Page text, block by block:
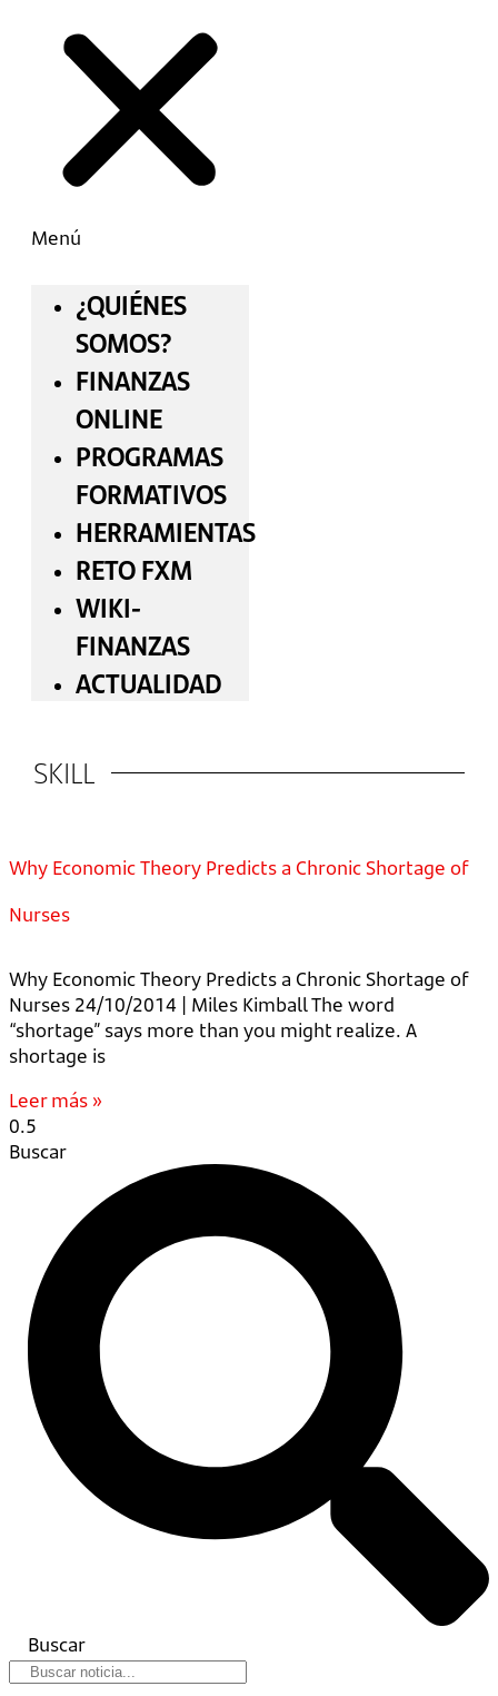
Menú
¿QUIÉNES
SOMOS?
FINANZAS
ONLINE
PROGRAMAS
FORMATIVOS
HERRAMIENTAS
RETO FXM
WIKI-
FINANZAS
ACTUALIDAD
SKILL
Why Economic Theory Predicts a Chronic Shortage of
Nurses
Why Economic Theory Predicts a Chronic Shortage of
Nurses 24/10/2014 | Miles Kimball The word
“shortage” says more than you might realize. A
shortage is
Leer más »
Buscar
Buscar